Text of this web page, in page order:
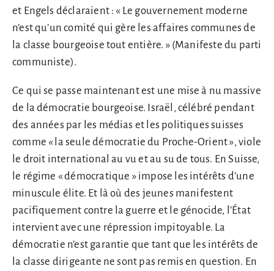
et Engels déclaraient : « Le gouvernement moderne
n’est qu’un comité qui gère les affaires communes de
la classe bourgeoise tout entière. » (Manifeste du parti
communiste).
Ce qui se passe maintenant est une mise à nu massive
de la démocratie bourgeoise. Israël, célébré pendant
des années par les médias et les politiques suisses
comme « la seule démocratie du Proche-Orient », viole
le droit international au vu et au su de tous. En Suisse,
le régime « démocratique » impose les intérêts d’une
minuscule élite. Et là où des jeunes manifestent
pacifiquement contre la guerre et le génocide, l’État
intervient avec une répression impitoyable. La
démocratie n’est garantie que tant que les intérêts de
la classe dirigeante ne sont pas remis en question. En